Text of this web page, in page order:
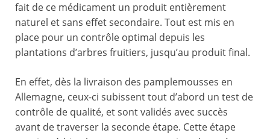
fait de ce médicament un produit entièrement
naturel et sans effet secondaire. Tout est mis en
place pour un contrôle optimal depuis les
plantations d’arbres fruitiers, jusqu’au produit final.
En effet, dès la livraison des pamplemousses en
Allemagne, ceux-ci subissent tout d’abord un test de
contrôle de qualité, et sont validés avec succès
avant de traverser la seconde étape. Cette étape